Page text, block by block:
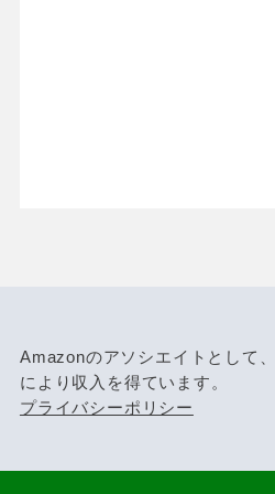
Amazonのアソシエイトとして
により収入を得ています。
プライバシーポリシー